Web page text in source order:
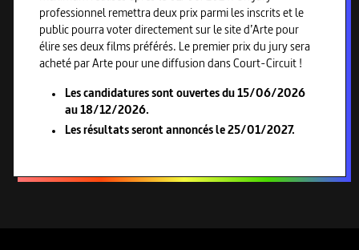
professionnel remettra deux prix parmi les inscrits et le
public pourra voter directement sur le site d’Arte pour
élire ses deux films préférés. Le premier prix du jury sera
acheté par Arte pour une diffusion dans Court-Circuit !
Les candidatures sont ouvertes du 15/06/2026
au 18/12/2026.
Les résultats seront annoncés le 25/01/2027.